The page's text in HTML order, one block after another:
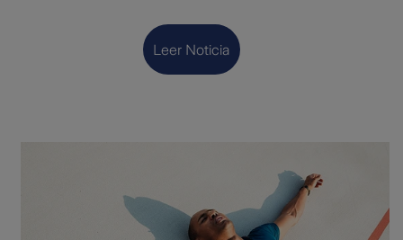
Leer Noticia